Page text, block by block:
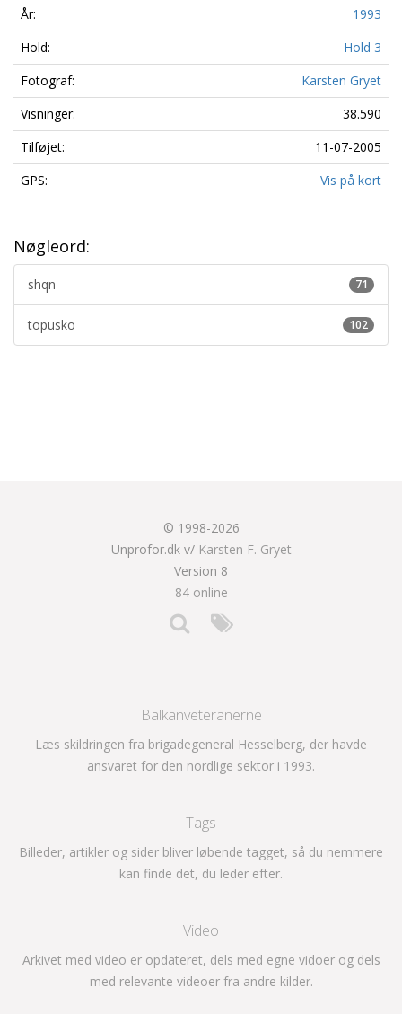
År:
1993
Hold:
Hold 3
Fotograf:
Karsten Gryet
Visninger:
38.590
Tilføjet:
11-07-2005
GPS:
Vis på kort
Nøgleord:
71
shqn
102
topusko
© 1998-2026
Unprofor.dk v/ Karsten F. Gryet
Version 8
84 online
Balkanveteranerne
Læs skildringen fra brigadegeneral Hesselberg, der havde
ansvaret for den nordlige sektor i 1993.
Tags
Billeder, artikler og sider bliver løbende tagget, så du nemmere
kan finde det, du leder efter.
Video
Arkivet med video er opdateret, dels med egne vidoer og dels
med relevante videoer fra andre kilder.